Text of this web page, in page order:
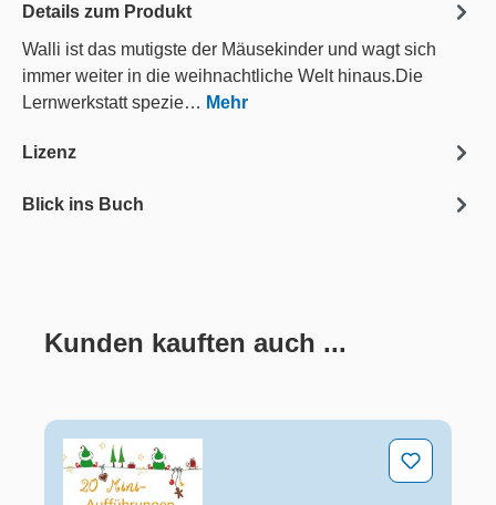
Details zum Produkt
Walli ist das mutigste der Mäusekinder und wagt sich
immer weiter in die weihnachtliche Welt hinaus.Die
Lernwerkstatt spezie… Mehr
Lizenz
Blick ins Buch
Produktgalerie überspringen
Kunden kauften auch ...
20 Mini-Aufführungen für Weihnachtsfeiern in der